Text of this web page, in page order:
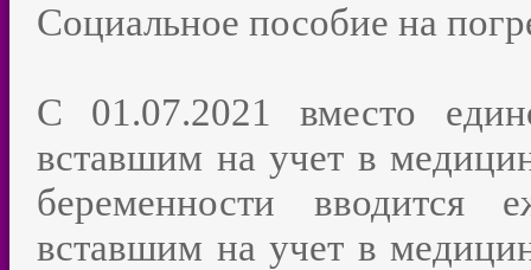
Социальное пособие на
С 01.07.2021 вместо
вставшим на учет в
беременности вводится
вставшим на учет в